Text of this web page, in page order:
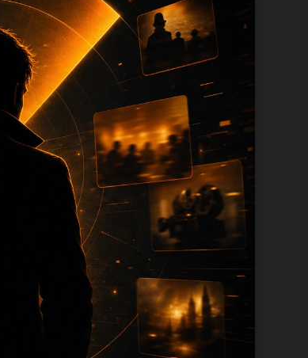
习惯整理标题、描述、图片和站
推荐继续浏览。本页强调内容
均围绕主关键词、栏目词和文
和 desc
户反复返回搜索页。第20篇作
页面缺图、标题过短、描述为